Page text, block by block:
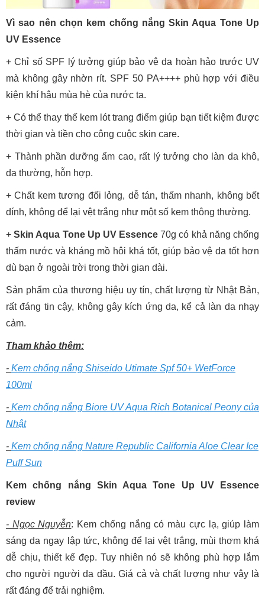
Vì sao nên chọn kem chống nắng Skin Aqua Tone Up
UV Essence
+ Chỉ số SPF lý tưởng giúp bảo vệ da hoàn hảo trước UV
mà không gây nhờn rít. SPF 50 PA++++ phù hợp với điều
kiện khí hậu mùa hè của nước ta.
+ Có thể thay thế kem lót trang điểm giúp bạn tiết kiệm được
thời gian và tiền cho công cuộc skin care.
+ Thành phần dưỡng ẩm cao, rất lý tưởng cho làn da khô,
da thường, hỗn hợp.
+ Chất kem tương đối lỏng, dễ tán, thấm nhanh, không bết
dính, không để lại vệt trắng như một số kem thông thường.
+Skin Aqua Tone Up UV Essence 70g có khả năng chống
thấm nước và kháng mồ hôi khá tốt, giúp bảo vệ da tốt hơn
dù bạn ở ngoài trời trong thời gian dài.
Sản phẩm của thương hiệu uy tín, chất lượng từ Nhật Bản,
rất đáng tin cậy, không gây kích ứng da, kể cả làn da nhạy
cảm.
Tham khảo thêm:
- Kem chống nắng Shiseido Utimate Spf 50+ WetForce
100ml
- Kem chống nắng Biore UV Aqua Rich Botanical Peony của
Nhật
- Kem chống nắng Nature Republic California Aloe Clear Ice
Puff Sun
Kem chống nắng Skin Aqua Tone Up UV Essence
review
- Ngọc Nguyễn: Kem chống nắng có màu cực lạ, giúp làm
sáng da ngay lập tức, không để lại vệt trắng, mùi thơm khá
dễ chịu, thiết kế đẹp. Tuy nhiên nó sẽ không phù hợp lắm
cho người người da dầu. Giá cả và chất lượng như vậy là
rất đáng để trải nghiệm.